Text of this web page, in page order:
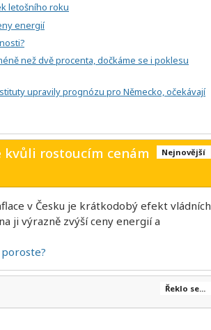
letošního roku
energií
než dvě procenta, dočkáme se i poklesu
upravily prognózu pro Německo, očekávají
Nejnovější
rostoucím cenám
v Česku je krátkodobý efekt vládních
ji výrazně zvýší ceny energií a
Řeklo se...